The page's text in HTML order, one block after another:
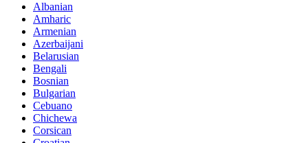
Albanian
Amharic
Armenian
Azerbaijani
Belarusian
Bengali
Bosnian
Bulgarian
Cebuano
Chichewa
Corsican